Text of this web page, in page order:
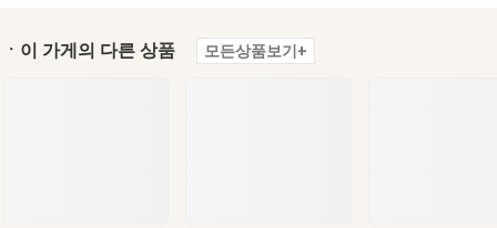
ㆍ이 가게의 다른 상품 모든상품보기+